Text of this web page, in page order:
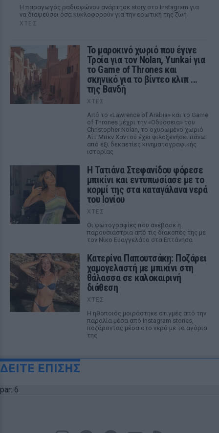
Η παραγωγός ραδιοφώνου ανάρτησε story στο Instagram για
να διαψεύσει όσα κυκλοφορούν για την ερωτική της ζωή
ΧΤΕΣ
Το μαροκινό χωριό που έγινε
Τροία για τον Nolan, Yunkai για
το Game of Thrones και
σκηνικό για το βίντεο κλιπ ...
της Βανδή
ΧΤΕΣ
Από το «Lawrence of Arabia» και το Game
of Thrones μέχρι την «Οδύσσεια» του
Christopher Nolan, το οχυρωμένο χωριό
Αΐτ Μπεν Χαντού έχει φιλοξενήσει πάνω
από έξι δεκαετίες κινηματογραφικής
ιστορίας
Η Τατιάνα Στεφανίδου φόρεσε
μπικίνι και εντυπωσίασε με το
κορμί της στα καταγάλανα νερά
του Ιονίου
ΧΤΕΣ
Οι φωτογραφίες που ανέβασε η
παρουσιάστρια από τις διακοπές της με
τον Νίκο Ευαγγελάτο στα Επτάνησα
Κατερίνα Παπουτσάκη: Ποζάρει
χαμογελαστή με μπικίνι στη
θάλασσα σε καλοκαιρινή
διάθεση
ΧΤΕΣ
Η ηθοποιός μοιράστηκε στιγμές από την
παραλία μέσα από Instagram stories,
ποζάροντας μέσα στο νερό με τα αγόρια
της
ΔΕΙΤΕ ΕΠΙΣΗΣ
par: 6